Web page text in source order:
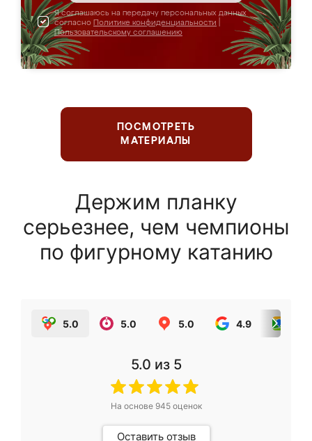
Я соглашаюсь на передачу персональных данных
согласно Политике конфиденциальности
Пользовательскому соглашению
ПОСМОТРЕТЬ
МАТЕРИАЛЫ
Держим планку
серьезнее, чем чемпионы
по фигурному катанию
5.0 5.0 5.0 4.9
5.0 из 5
На основе 945оценок
Оставить отзыв